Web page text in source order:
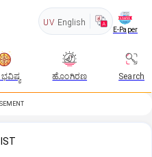
UV English
E-Paper
ಹೊಂಗಿರಣ Search